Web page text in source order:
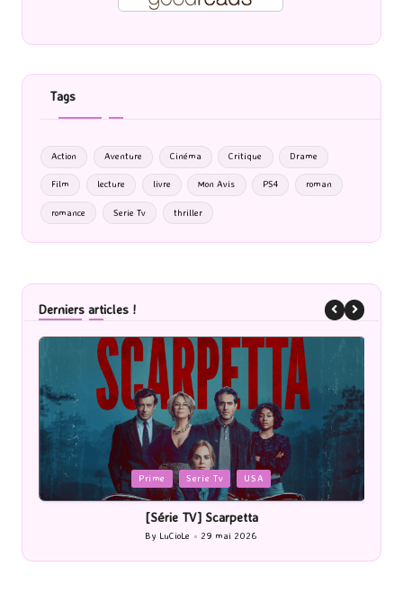
Tags
Action Aventure Cinéma Critique Drame
Film lecture livre Mon Avis PS4 roman
romance Serie Tv thriller
Derniers articles !
Posted
in
Cinéma
[Cinéma] Les Rayons et des ombres
Posted
by
By LuCioLe 27 mai 2026